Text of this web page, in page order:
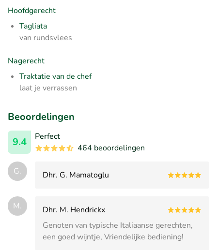
Hoofdgerecht
Tagliata
van rundsvlees
Nagerecht
Traktatie van de chef
laat je verrassen
Beoordelingen
9.4
Perfect
464 beoordelingen
G. Dhr. G. Mamatoglu
M.
Dhr. M. Hendrickx
Genoten van typische Italiaanse gerechten,
een goed wijntje, Vriendelijke bediening!